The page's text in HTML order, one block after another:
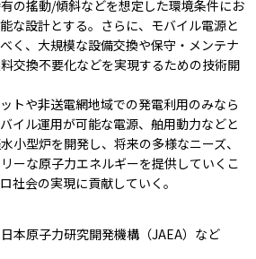
の搖動/傾斜などを想定した環境条件にお
な設計とする。さらに、モバイル電源と
く、大規模な設備交換や保守・メンテナ
交換不要化などを実現するための技術開
トや非送電網地域での発電利用のみなら
イル運用が可能な電源、舶用動力などと
小型炉を開発し、将来の多様なニーズ、
ーな原子力エネルギーを提供していくこ
社会の実現に貢献していく。
本原子力研究開発機構（JAEA）など